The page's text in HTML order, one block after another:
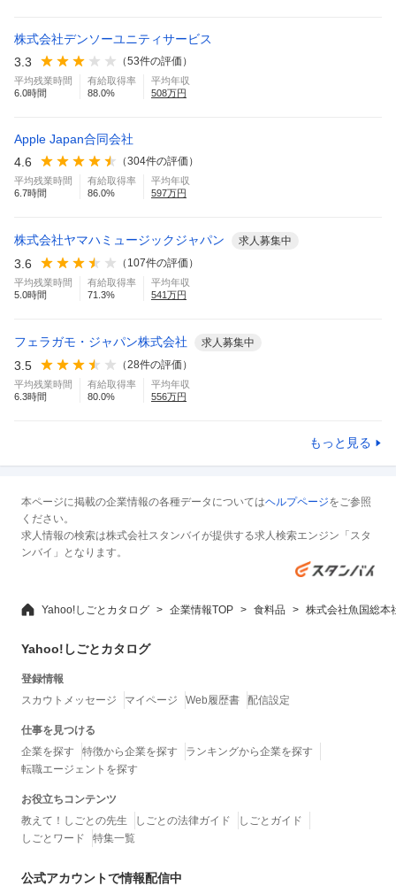
株式会社デンソーユニティサービス
3.3
（53件の評価）
平均残業時間
6.0時間
有給取得率
88.0%
平均年収
508万円
Apple Japan合同会社
4.6
（304件の評価）
平均残業時間
6.7時間
有給取得率
86.0%
平均年収
597万円
株式会社ヤマハミュージックジャパン 求人募集中
3.6 （ 107件の評価）
平均残業時間
5.0時間
有給取得率
71.3%
平均年収
541 万円
フェラガモ・ジャパン株式会社 求人募集中
3.5 （28件の評価）
平均残業時間
6.3時間
有給取得率
80.0%
平均年収
556万円
もっと見る
本ページに掲載の企業情報の各種データについてはヘルプページをご参照
ください。
求人情報の検索は株式会社スタンバイが提供する求人検索エンジン「スタ
ンバイ」となります。
Yahoo!しごとカタログ 企業情報TOP 食料品 株式会社魚国総本
Yahoo!しごとカタログ
登録情報
スカウトメッセージ
マイページ Web履歴書 配信設定
仕事を見つける
企業を探す
特徴から企業を探す
ランキングから企業を探す
転職エージェントを探す
お役立ちコンテンツ
教えて！しごとの先生
しごとの法律ガイド
しごとガイド
しごとワード
特集一覧
公式アカウントで情報配信中